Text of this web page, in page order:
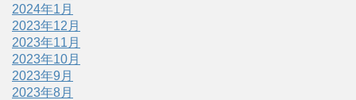
2024年1月
2023年12月
2023年11月
2023年10月
2023年9月
2023年8月